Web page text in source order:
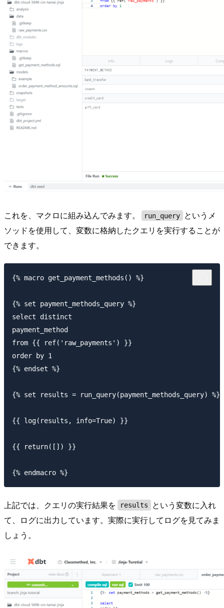
これを、マクロに組み込んでみます。 run_query
というメ
ソッドを使用して、変数に格納したクエリを実行することが
できます。
{% macro get_payment_methods() %}
{% set payment_methods_query %}
select distinct
payment_method
from {{ ref('raw_payments') }}
order by 1
{% endset %}
{% set results = run_query(payment_methods_query) %}
{{ log(results, info=True) }}
{{ return([]) }}
上記では、クエリの実行結果を results
という変数に入れ
て、ログに出力しています。実際に実行してログを見てみま
しょう。